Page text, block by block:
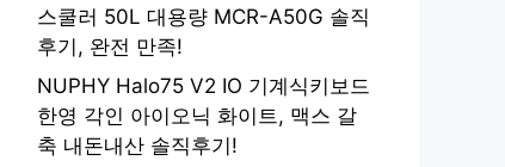
스쿨러 50L 대용량 MCR-A50G 솔직
후기, 완전 만족!
NUPHY Halo75 V2 IO 기계식키보드
한영 각인 아이오닉 화이트, 맥스 갈
축 내돈내산 솔직후기!